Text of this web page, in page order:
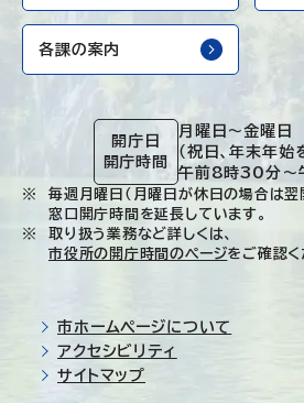
各課の案内
開庁日
開庁時間
月曜日～金曜日
（祝日、年末年始
午前8時30分～
毎週月曜日（月曜日が休日の場合は翌
窓口開庁時間を延長しています。
取り扱う業務など詳しくは、
市役所の開庁時間のページをご確認く
市ホームページについて
アクセシビリティ
サイトマップ